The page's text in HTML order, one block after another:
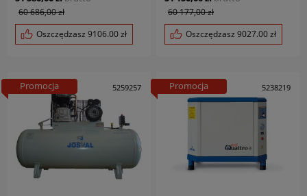
60 686,00 zł
Oszczędzasz 9106.00zł
60 177,00 zł
Oszczędzasz 9027.00zł
5259257
Promocja 5238219
Promocja